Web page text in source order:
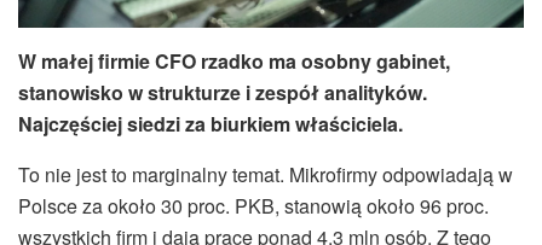
W małej firmie CFO rzadko ma osobny gabinet,
stanowisko w strukturze i zespół analityków.
Najczęściej siedzi za biurkiem właściciela.
To nie jest to marginalny temat. Mikrofirmy odpowiadają w
Polsce za około 30 proc. PKB, stanowią około 96 proc.
wszystkich firm i dają pracę ponad 4,3 mln osób. Z tego